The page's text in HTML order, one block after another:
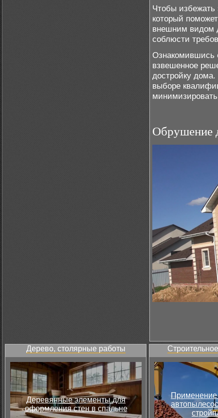
Чтобы избежать
который
внешним видом
соблюсти
Ознакомившись
взвешенное
достройку
выборе
Обрушение
Дерево, столярные работы
Деревянные элементы для
оформления стен в спальне
Применение